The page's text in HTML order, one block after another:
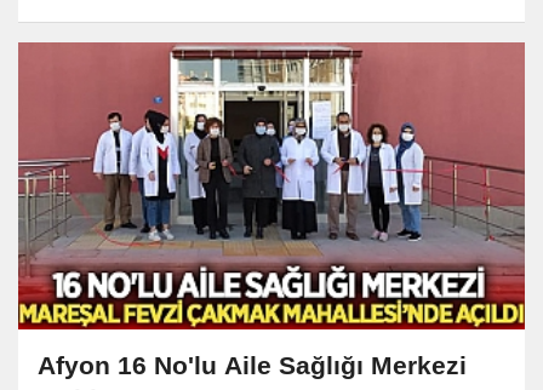
Afyon 16 No'lu Aile Sağlığı Merkezi